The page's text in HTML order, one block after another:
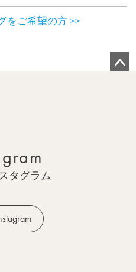
をご希望の方 >>
タグラム